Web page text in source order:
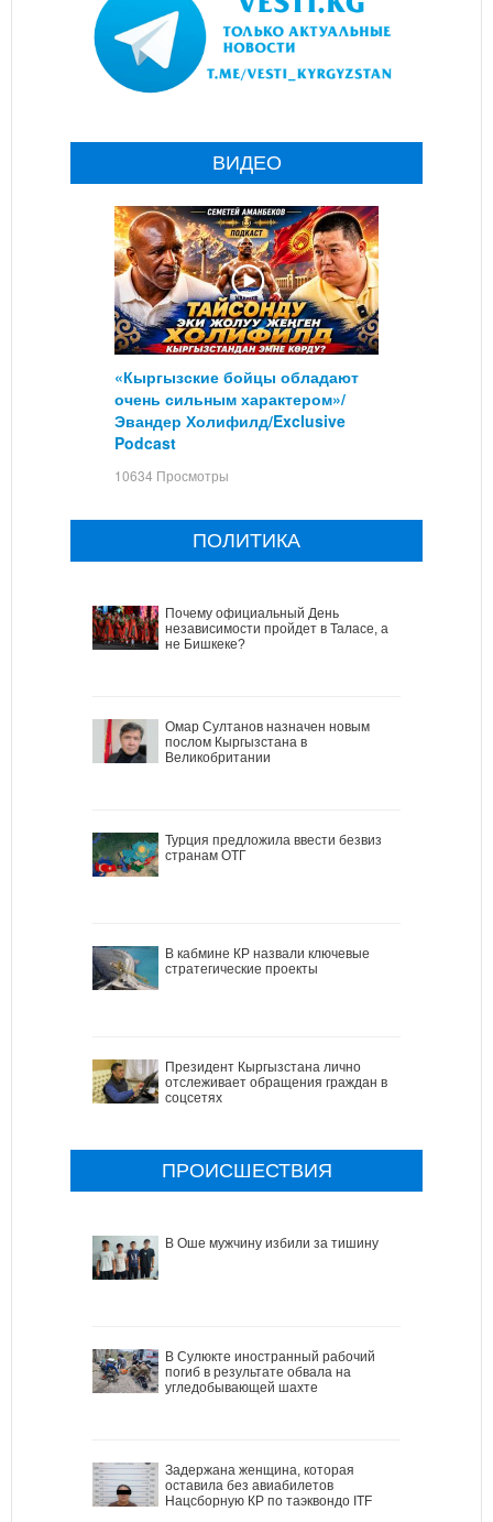
ВИДЕО
«Кыргызские бойцы обладают
очень сильным характером»/
Эвандер Холифилд/Exclusive
Podcast
10634 Просмотры
ПОЛИТИКА
Почему официальный День
независимости пройдет в Таласе, а
не Бишкеке?
Омар Султанов назначен новым
послом Кыргызстана в
Великобритании
Турция предложила ввести безвиз
странам ОТГ
В кабмине КР назвали ключевые
стратегические проекты
Президент Кыргызстана лично
отслеживает обращения граждан в
соцсетях
ПРОИСШЕСТВИЯ
В Оше мужчину избили за тишину
В Сулюкте иностранный рабочий
погиб в результате обвала на
угледобывающей шахте
Задержана женщина, которая
оставила без авиабилетов
Нацсборную КР по таэквондо ITF